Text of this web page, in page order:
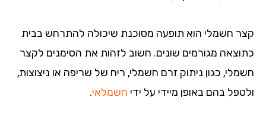
חשמלי הוא תופעה מסוכנת שיכולה להתרחש בבית
מגורמים שונים. חשוב לזהות את הסימנים לקצר
כגון ניתוק זרם חשמלי, ריח של שריפה או ניצוצות,
בהם באופן מיידי על ידיחשמלאי.